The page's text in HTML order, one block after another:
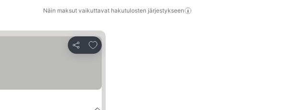
Näin maksut vaikuttavat hakutulosten järjestykseen
Jaa
Lisää suosikkeihin